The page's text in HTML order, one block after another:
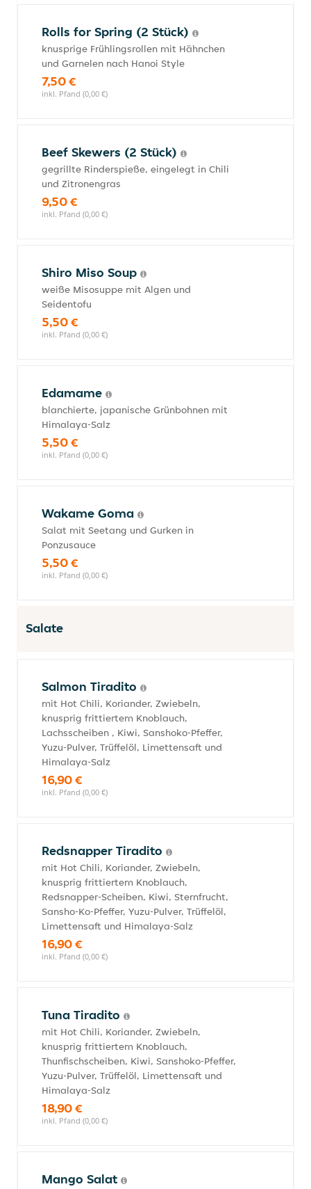
Rolls for Spring (2 Stück)
knusprige Frühlingsrollen mit Hähnchen
und Garnelen nach Hanoi Style
7,50 €
inkl. Pfand (0,00 €)
Beef Skewers (2 Stück)
gegrillte Rinderspieße, eingelegt in Chili
und Zitronengras
9,50 €
inkl. Pfand (0,00 €)
Shiro Miso Soup
weiße Misosuppe mit Algen und
Seidentofu
5,50 €
inkl. Pfand (0,00 €)
Edamame
blanchierte, japanische Grünbohnen mit
Himalaya-Salz
5,50 €
inkl. Pfand (0,00 €)
Wakame Goma
Salat mit Seetang und Gurken in
Ponzusauce
5,50 €
inkl. Pfand (0,00 €)
Salate
Salmon Tiradito
mit Hot Chili, Koriander, Zwiebeln,
knusprig frittiertem Knoblauch,
Lachsscheiben , Kiwi, Sanshoko-Pfeffer,
Yuzu-Pulver, Trüffelöl, Limettensaft und
Himalaya-Salz
16,90 €
inkl. Pfand (0,00 €)
Redsnapper Tiradito
mit Hot Chili, Koriander, Zwiebeln,
knusprig frittiertem Knoblauch,
Redsnapper-Scheiben, Kiwi, Sternfrucht,
Sansho-Ko-Pfeffer, Yuzu-Pulver, Trüffelöl,
Limettensaft und Himalaya-Salz
16,90 €
inkl. Pfand (0,00 €)
Tuna Tiradito
mit Hot Chili, Koriander, Zwiebeln,
knusprig frittiertem Knoblauch,
Thunfischscheiben, Kiwi, Sanshoko-Pfeffer,
Yuzu-Pulver, Trüffelöl, Limettensaft und
Himalaya-Salz
18,90 €
inkl. Pfand (0,00 €)
Mango Salat